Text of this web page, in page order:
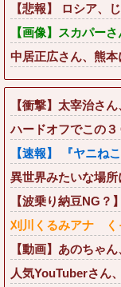
【悲報】 ロシア、
【画像】スカパー
中居正広さん、熊
【衝撃】太宰治さ
ハードオフでこの
【速報】 『ヤニね
異世界みたいな場
【波乗り納豆NG？
刈川くるみアナ く
【動画】あのちゃ
人気YouTuberさん